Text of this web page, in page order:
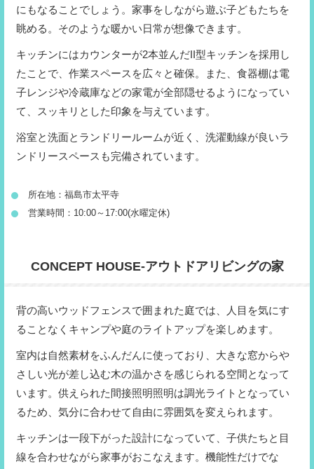
にもなることでしょう。家事をしながら遊ぶ子どもたちを
眺める。そのような暖かい日常が想像できます。
キッチンにはカウンターが2本並んだII型キッチンを採用し
たことで、作業スペースを広々と確保。また、食器棚は電
子レンジや冷蔵庫などの家電が全部隠せるようになってい
て、スッキリとした印象を与えています。
浴室と洗面とランドリールームが近く、洗濯動線が良いラ
ンドリースペースも完備されています。
所在地：福島市太平寺
営業時間：10:00～17:00(水曜定休)
CONCEPT HOUSE-アウトドアリビングの家
背の高いウッドフェンスで囲まれた庭では、人目を気にす
ることなくキャンプや庭のライトアップを楽しめます。
室内は自然素材をふんだんに使っており、大きな窓からや
さしい光が差し込む木の温かさを感じられる空間となって
います。供えられた間接照明照明は調光ライトとなってい
るため、気分に合わせて自由に雰囲気を変えられます。
キッチンは一段下がった設計になっていて、子供たちと目
線を合わせながら家事がおこなえます。機能性だけでな